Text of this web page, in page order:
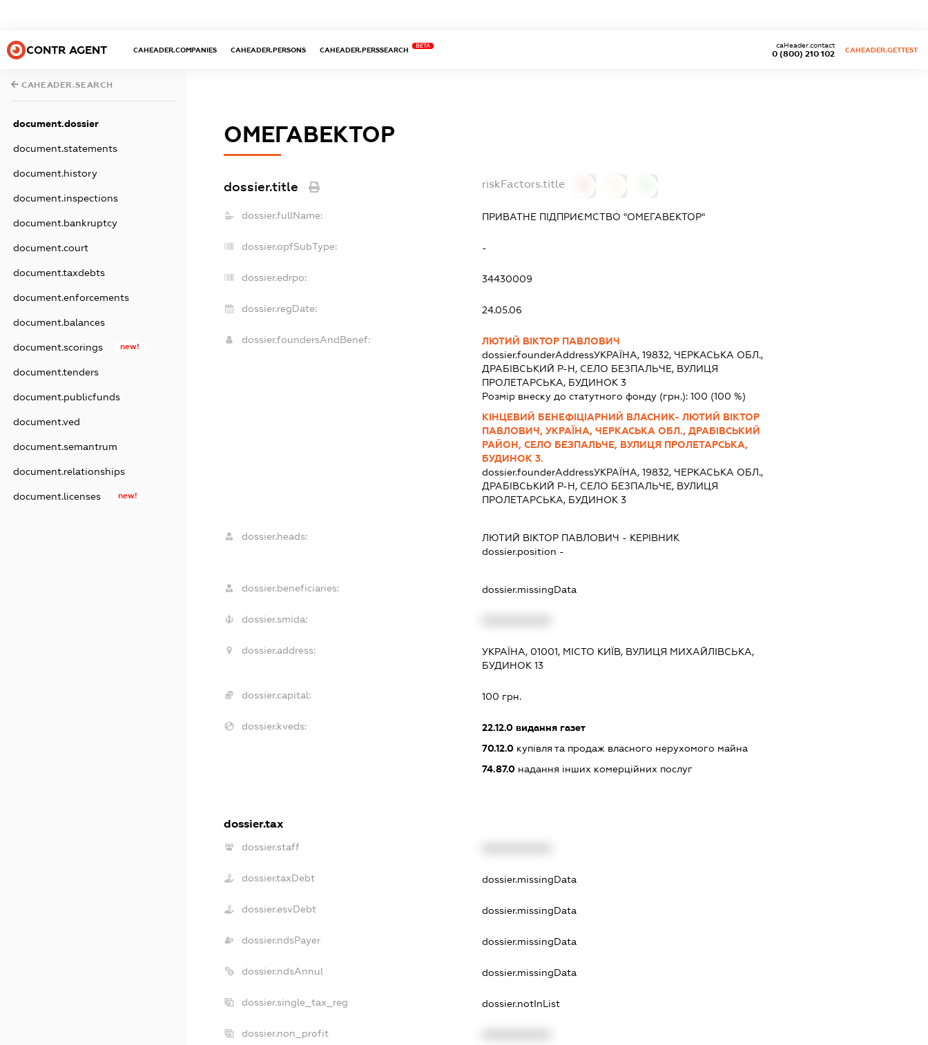
CONTR AGENT CAHEADER.COMPANIES CAHEADER.PERSONS CAHEADER.PERSSEARCH
BETA
0 (800) 210 102
caHeader.contact
CAHEADER.GETTEST
CAHEADER.SEARCH
document.dossier
document.statements
document.history
document.inspections
document.bankruptcy
document.court
document.taxdebts
document.enforcements
document.balances
document.scorings new!
document.tenders
document.publicfunds
document.ved
document.semantrum
document.relationships
document.licenses new!
ОМЕГАВЕКТОР
dossier.title riskFactors.title
dossier.fullName: ПРИВАТНЕ ПІДПРИЄМСТВО "ОМЕГАВЕКТОР"
dossier.opfSubType: -
dossier.edrpo: 34430009
dossier.regDate: 24.05.06
dossier.foundersAndBenef:
ЛЮТИЙ ВІКТОР ПАВЛОВИЧ
dossier.founderAddressУКРАЇНА, 19832, ЧЕРКАСЬКА ОБЛ.,
ДРАБІВСЬКИЙ Р-Н, СЕЛО БЕЗПАЛЬЧЕ, ВУЛИЦЯ
ПРОЛЕТАРСЬКА, БУДИНОК 3
Розмір внеску до статутного фонду (грн.): 100 (100 %)
КІНЦЕВИЙ БЕНЕФІЦІАРНИЙ ВЛАСНИК- ЛЮТИЙ ВІКТОР
ПАВЛОВИЧ, УКРАЇНА, ЧЕРКАСЬКА ОБЛ., ДРАБІВСЬКИЙ
РАЙОН, СЕЛО БЕЗПАЛЬЧЕ, ВУЛИЦЯ ПРОЛЕТАРСЬКА,
БУДИНОК 3.
dossier.founderAddressУКРАЇНА, 19832, ЧЕРКАСЬКА ОБЛ.,
ДРАБІВСЬКИЙ Р-Н, СЕЛО БЕЗПАЛЬЧЕ, ВУЛИЦЯ
ПРОЛЕТАРСЬКА, БУДИНОК 3
dossier.heads: ЛЮТИЙ ВІКТОР ПАВЛОВИЧ - КЕРІВНИК
dossier.position -
dossier.beneficiaries: dossier.missingData
dossier.smida:
dossier.address:
УКРАЇНА, 01001, МІСТО КИЇВ, ВУЛИЦЯ МИХАЙЛІВСЬКА,
БУДИНОК 13
dossier.capital: 100 грн.
dossier.kveds: 22.12.0видання газет
70.12.0купівля та продаж власного нерухомого майна
74.87.0надання інших комерційних послуг
dossier.tax
dossier.staff
dossier.taxDebt dossier.missingData
dossier.esvDebt dossier.missingData
dossier.ndsPayer dossier.missingData
dossier.ndsAnnul dossier.missingData
dossier.single_tax_reg dossier.notInList
dossier.non_profit